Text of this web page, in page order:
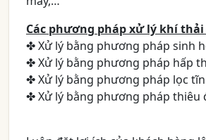
Các phương pháp xử lý khí
✤ Xử lý bằng phương pháp sinh
✤ Xử lý bằng phương pháp hấp
✤ Xử lý bằng phương pháp lọc
✤ Xử lý bằng phương pháp thiêu